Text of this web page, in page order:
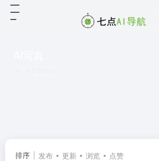
排序 发布 更新 浏览 点赞